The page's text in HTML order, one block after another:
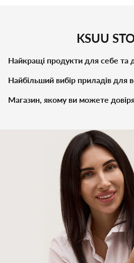
KSUU
Найкращі продукти для себе та
Найбільший вибір приладів для
Магазин, якому ви можете